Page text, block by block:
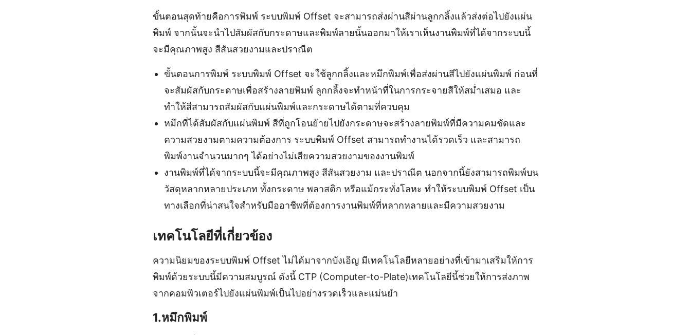
ขั้นตอนสุดท้ายคือการพิมพ์ ระบบพิมพ์ Offset จะสามารถส่งผ่านสีผ่านลูกกลิ้งแล้วส่งต่อไปยังแผ่น
พิมพ์ จากนั้นจะนำไปสัมผัสกับกระดาษและพิมพ์ลายนั้นออกมาให้เราเห็นงานพิมพ์ที่ได้จากระบบนี้
จะมีคุณภาพสูง สีสันสวยงามและปราณีต
ขั้นตอนการพิมพ์ ระบบพิมพ์ Offset จะใช้ลูกกลิ้งและหมึกพิมพ์เพื่อส่งผ่านสีไปยังแผ่นพิมพ์ ก่อนที่
จะสัมผัสกับกระดาษเพื่อสร้างลายพิมพ์ ลูกกลิ้งจะทำหน้าที่ในการกระจายสีให้สม่ำเสมอ และ
ทำให้สีสามารถสัมผัสกับแผ่นพิมพ์และกระดาษได้ตามที่ควบคุม
หมึกที่ได้สัมผัสกับแผ่นพิมพ์ สีที่ถูกโอนย้ายไปยังกระดาษจะสร้างลายพิมพ์ที่มีความคมชัดและ
ความสวยงามตามความต้องการ ระบบพิมพ์ Offset สามารถทำงานได้รวดเร็ว และสามารถ
พิมพ์งานจำนวนมากๆ ได้อย่างไม่เสียความสวยงามของงานพิมพ์
งานพิมพ์ที่ได้จากระบบนี้จะมีคุณภาพสูง สีสันสวยงาม และปราณีต นอกจากนี้ยังสามารถพิมพ์บน
วัสดุหลากหลายประเภท ทั้งกระดาษ พลาสติก หรือแม้กระทั่งโลหะ ทำให้ระบบพิมพ์ Offset เป็น
ทางเลือกที่น่าสนใจสำหรับมืออาชีพที่ต้องการงานพิมพ์ที่หลากหลายและมีความสวยงาม
เทคโนโลยีที่เกี่ยวข้อง
ความนิยมของระบบพิมพ์ Offset ไม่ได้มาจากบังเอิญ มีเทคโนโลยีหลายอย่างที่เข้ามาเสริมให้การ
พิมพ์ด้วยระบบนี้มีความสมบูรณ์ ดังนี้ CTP (Computer-to-Plate)เทคโนโลยีนี้ช่วยให้การส่งภาพ
จากคอมพิวเตอร์ไปยังแผ่นพิมพ์เป็นไปอย่างรวดเร็วและแม่นยำ
1.หมึกพิมพ์